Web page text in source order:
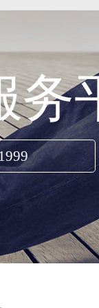
务
立即咨询